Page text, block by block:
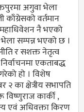
अगुवा भेला
वर्तमान
नै भएको
सम्पन्न भएको छ ।
र सशक्त नेतृत्व
एकताबद्ध
हो । विशेष
२ का क्षेत्रीय सभापति
कार्की ,
एवं अधिवक्ता किरण